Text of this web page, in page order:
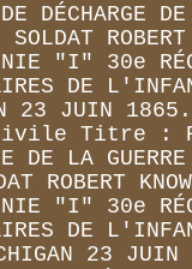
DÉCHARGE
ROBERT
"I" 30e
DE
23 JUIN
Titre :
DE LA
ROBERT
"I" 30e
DE
23 JUIN